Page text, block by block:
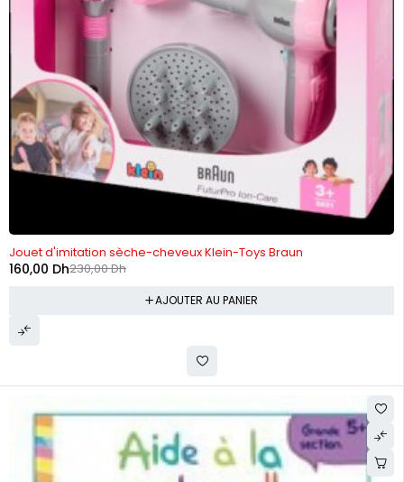
-30%
Jouet d'imitation sèche-cheveux Klein-Toys Braun
230,00Dh
160,00 Dh
AJOUTER AU PANIER